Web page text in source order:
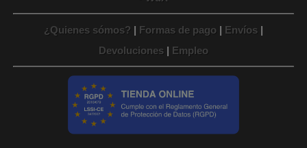
¿Quienes sómos? | Formas de pago | Envíos |
Devoluciones | Empleo